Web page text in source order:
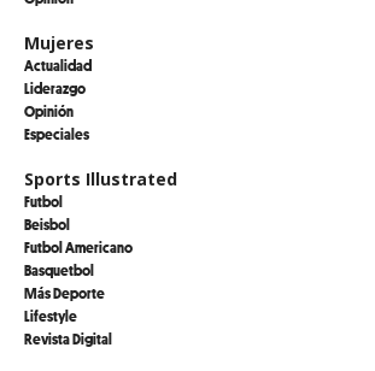
Mujeres
Actualidad
Liderazgo
Opinión
Especiales
Sports Illustrated
Futbol
Beisbol
Futbol Americano
Basquetbol
Más Deporte
Lifestyle
Revista Digital